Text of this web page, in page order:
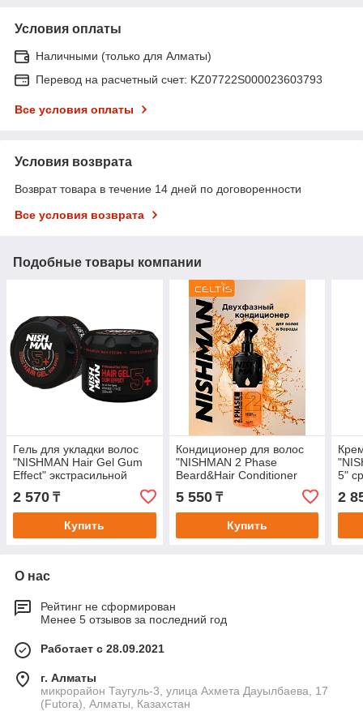
Условия оплаты
Наличными (только для Алматы)
Перевод на расчетный счет: KZ07722S000023603793
Все условия оплаты
Условия возврата
Возврат товара в течение 14 дней по договоренности
Все условия возврата
Подобные товары компании
Гель для укладки волос
"NISHMAN Hair Gel Gum
Effect" экстрасильной
фиксации с эффектом
мокрых волос.
2 570 ₸
Купить
Кондиционер для волос
"NISHMAN 2 Phase
Beard&Hair Conditioner
Argan Complex"
двухфазный с аргановым
маслом.
5 550₸
Купить
5"
2
О нас
Рейтинг не сформирован
Менее 5 отзывов за последний год
Работает с 28.09.2021
г. Алматы
микрорайон Таугуль-3, улица Ахмета Дауылбаева, 17
(Futora), Алматы, Казахстан